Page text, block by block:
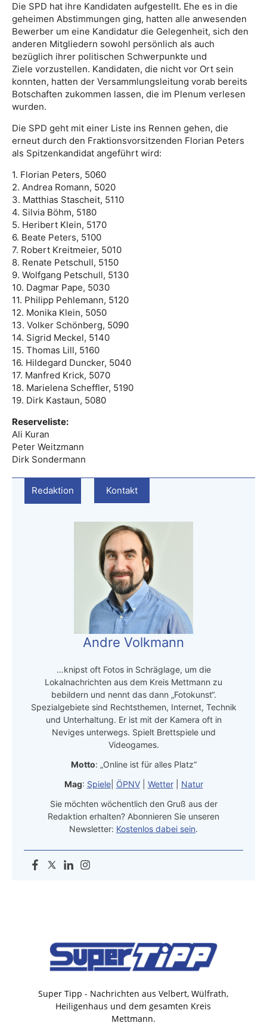
Die SPD hat ihre Kandidaten aufgestellt. Ehe es in die
geheimen Abstimmungen ging, hatten alle anwesenden
Bewerber um eine Kandidatur die Gelegenheit, sich den
anderen Mitgliedern sowohl persönlich als auch
bezüglich ihrer politischen Schwerpunkte und
Ziele vorzustellen. Kandidaten, die nicht vor Ort sein
konnten, hatten der Versammlungsleitung vorab bereits
Botschaften zukommen lassen, die im Plenum verlesen
wurden.
Die SPD geht mit einer Liste ins Rennen gehen, die
erneut durch den Fraktionsvorsitzenden Florian Peters
als Spitzenkandidat angeführt wird:
1. Florian Peters, 5060
2. Andrea Romann, 5020
3. Matthias Stascheit, 5110
4. Silvia Böhm, 5180
5. Heribert Klein, 5170
6. Beate Peters, 5100
7. Robert Kreitmeier, 5010
8. Renate Petschull, 5150
9. Wolfgang Petschull, 5130
10. Dagmar Pape, 5030
11. Philipp Pehlemann, 5120
12. Monika Klein, 5050
13. Volker Schönberg, 5090
14. Sigrid Meckel, 5140
15. Thomas Lill, 5160
16. Hildegard Duncker, 5040
17. Manfred Krick, 5070
18. Marielena Scheffler, 5190
19. Dirk Kastaun, 5080
Reserveliste:
Ali Kuran
Peter Weitzmann
Dirk Sondermann
Redaktion Kontakt
Andre Volkmann
…knipst oft Fotos in Schräglage, um die
Lokalnachrichten aus dem Kreis Mettmann zu
bebildern und nennt das dann „Fotokunst“.
Spezialgebiete sind Rechtsthemen, Internet, Technik
und Unterhaltung. Er ist mit der Kamera oft in
Neviges unterwegs. Spielt Brettspiele und
Videogames.
Motto: „Online ist für alles Platz“
Mag: Spiele| ÖPNV| Wetter| Natur
Sie möchten wöchentlich den Gruß aus der
Redaktion erhalten? Abonnieren Sie unseren
Newsletter: Kostenlos dabei sein.
Super Tipp - Nachrichten aus Velbert, Wülfrath,
Heiligenhaus und dem gesamten Kreis
Mettmann.